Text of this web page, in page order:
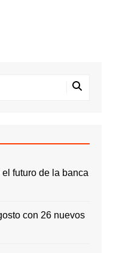
futuro de la banca
con 26 nuevos